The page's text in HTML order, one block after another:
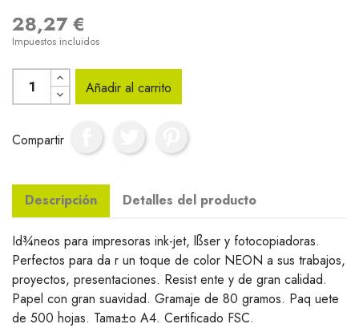
28,27 €
Impuestos incluidos
Añadir al carrito
Compartir
Descripción Detalles del producto
Id¾neos para impresoras ink-jet, lßser y fotocopiadoras.
Perfectos para da r un toque de color NEON a sus trabajos,
proyectos, presentaciones. Resist ente y de gran calidad.
Papel con gran suavidad. Gramaje de 80 gramos. Paq uete
de 500 hojas. Tama±o A4. Certificado FSC.